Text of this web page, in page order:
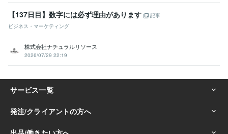
【137日目】数字には必ず理由があります
記事
ビジネス・マーケティング
株式会社ナチュラルリソース
2026/07/29 22:19